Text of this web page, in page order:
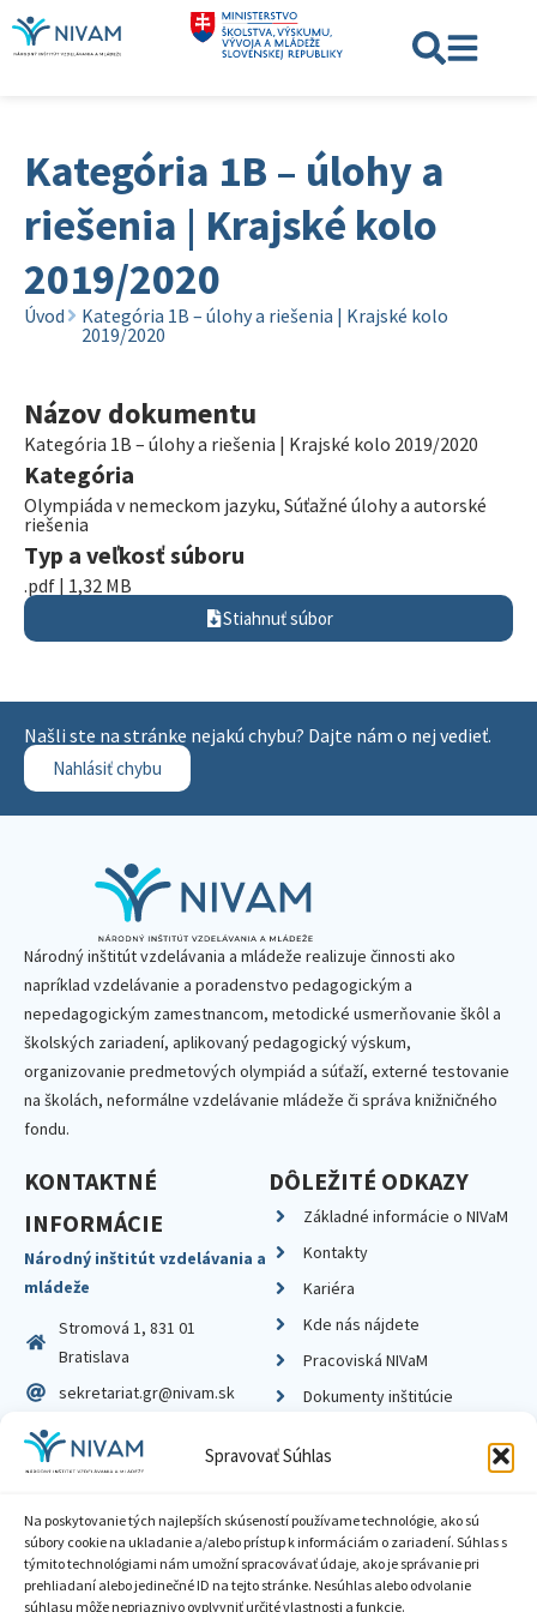
Spravovať Súhlas
Na poskytovanie tých najlepších skúseností používame technológie, ako sú
súbory cookie na ukladanie a/alebo prístup k informáciám o zariadení. Súhlas s
týmito technológiami nám umožní spracovávať údaje, ako je správanie pri
prehliadaní alebo jedinečné ID na tejto stránke. Nesúhlas alebo odvolanie
súhlasu môže nepriaznivo ovplyvniť určité vlastnosti a funkcie.
Kategória 1B – úlohy a
riešenia | Krajské kolo
2019/2020
Úvod
Kategória 1B – úlohy a riešenia | Krajské kolo
2019/2020
Názov dokumentu
Kategória 1B – úlohy a riešenia | Krajské kolo 2019/2020
Kategória
Olympiáda v nemeckom jazyku, Súťažné úlohy a autorské
riešenia
Typ a veľkosť súboru
.pdf | 1,32 MB
Stiahnuť súbor
Našli ste na stránke nejakú chybu? Dajte nám o nej vedieť.
Nahlásiť chybu
Národný inštitút vzdelávania a mládeže realizuje činnosti ako
napríklad vzdelávanie a poradenstvo pedagogickým a
nepedagogickým zamestnancom, metodické usmerňovanie škôl a
školských zariadení, aplikovaný pedagogický výskum,
organizovanie predmetových olympiád a súťaží, externé testovanie
na školách, neformálne vzdelávanie mládeže či správa knižničného
fondu.
KONTAKTNÉ
INFORMÁCIE
Národný inštitút vzdelávania a
mládeže
Stromová 1, 831 01
Bratislava
sekretariat.gr@nivam.sk
IČO: 00164348
DIČ: 2020798714
DÔLEŽITÉ ODKAZY
Základné informácie o NIVaM
Kontakty
Kariéra
Kde nás nájdete
Pracoviská NIVaM
Dokumenty inštitúcie
Zásady ochrany súkromia